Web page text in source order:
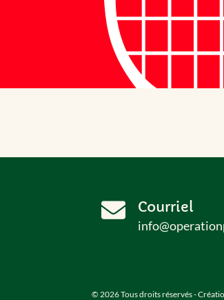
Courriel
© 2026 Tous droits réservés -